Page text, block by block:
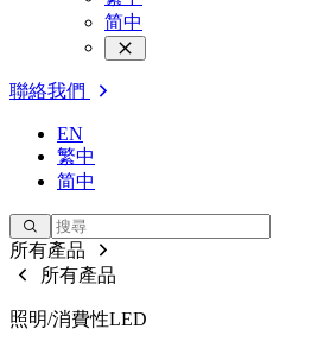
简中
聯絡我們
EN
繁中
简中
所有產品
所有產品
照明/消費性LED